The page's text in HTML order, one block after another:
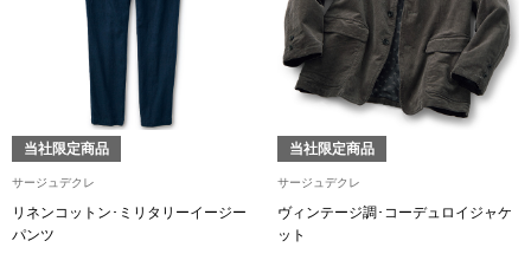
ベルト
靴下
傘／日傘
当社限定商品
サージュデクレ
リネンコットン･ミリタリーイージー
パンツ
当社限定商品
サージュデクレ
ヴィンテージ調･コーデュロイジャケ
ット